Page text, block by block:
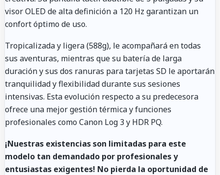
visor OLED de alta definición a 120 Hz garantizan un
confort óptimo de uso.
Tropicalizada y ligera (588g), le acompañará en todas
sus aventuras, mientras que su batería de larga
duración y sus dos ranuras para tarjetas SD le aportarán
tranquilidad y flexibilidad durante sus sesiones
intensivas. Esta evolución respecto a su predecesora
ofrece una mejor gestión térmica y funciones
profesionales como Canon Log 3 y HDR PQ.
¡Nuestras existencias son limitadas para este
modelo tan demandado por profesionales y
entusiastas exigentes! No pierda la oportunidad de